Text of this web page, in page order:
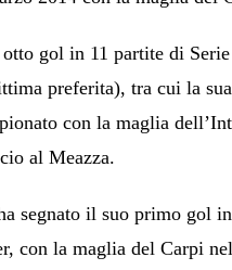
otto gol in 11 partite di
preferita), tra cui la
con la maglia
al Meazza.
segnato il suo primo gol
con la maglia del Carpi